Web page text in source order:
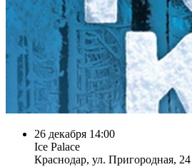
26 декабря 14:00
Ice Palace
Краснодар, ул. Пригородная, 24